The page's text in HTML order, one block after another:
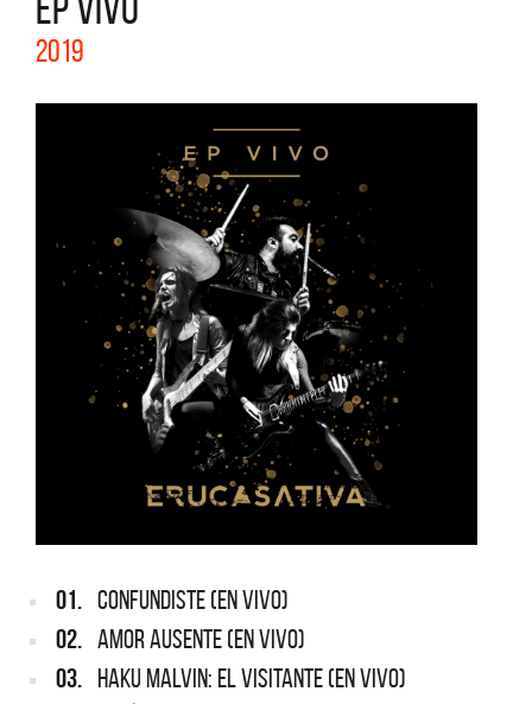
2019
01. CONFUNDISTE (EN VIVO)
02. AMOR AUSENTE (EN VIVO)
03. HAKU MALVIN: EL VISITANTE (EN VIVO)